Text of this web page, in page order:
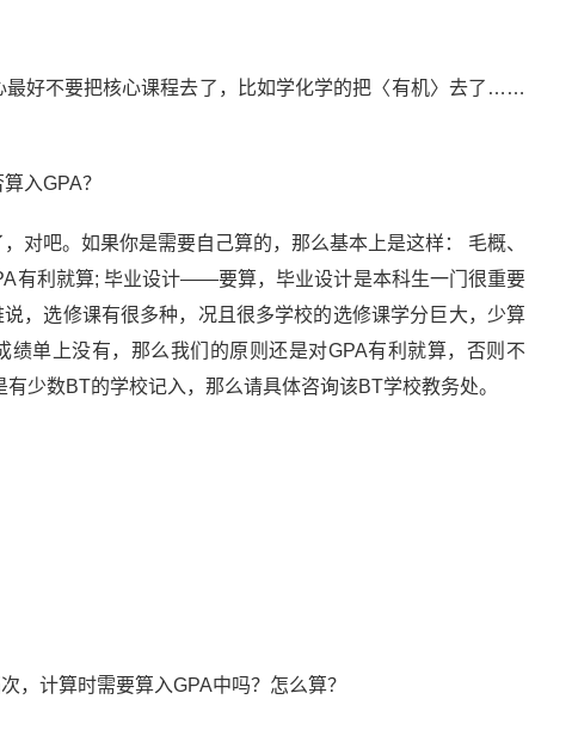
好不要把核心课程去了，比如学化学的把〈有机〉去了……
入GPA？
对吧。如果你是需要自己算的，那么基本上是这样： 毛概、
利就算; 毕业设计——要算，毕业设计是本科生一门很重要
，选修课有很多种，况且很多学校的选修课学分巨大，少算
单上没有，那么我们的原则还是对GPA有利就算，否则不
少数BT的学校记入，那么请具体咨询该BT学校教务处。
，计算时需要算入GPA中吗？怎么算？